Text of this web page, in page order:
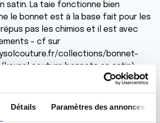
Détails Paramètres des annonces
satin. La taie fonctionne bien
le bonnet est à la base fait pour les
pas les chimios et il est avec
- cf sur
collections/bonnet-
couture bonnets en satin) -
que je n'ai pas pu le porter plus de
existe des bonnets en satin chimio ,